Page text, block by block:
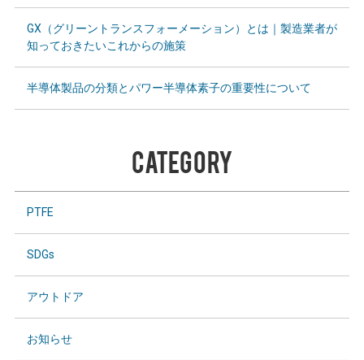
GX（グリーントランスフォーメーション）とは｜製造業者が
知っておきたいこれからの施策
半導体製品の分類とパワー半導体素子の重要性について
CATEGORY
PTFE
SDGs
アウトドア
お知らせ